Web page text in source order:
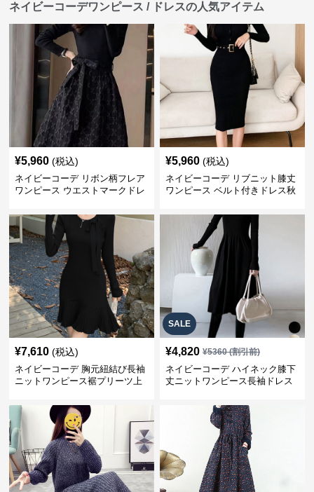
ネイビーコーデワンピース / ドレスの人気アイテム
¥5,960 (税込)
ネイビーコーデ リボン柄フレア
ワンピース ウエストマークドレ
¥5,960 (税込)
ネイビーコーデ リブニット膝丈
ワンピース ベルト付きドレス秋
¥7,610 (税込)
ネイビーコーデ 胸元紐結び長袖
ニットワンピース裾プリーツ上
SALE
¥4,820 ¥5360(割引前)
ネイビーコーデ ハイネック膝下
丈ニットワンピース長袖ドレス